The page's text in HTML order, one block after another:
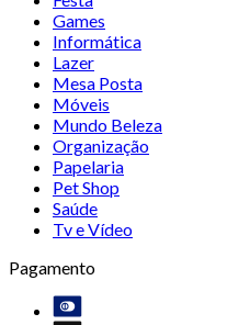
Games
Informática
Lazer
Mesa Posta
Móveis
Mundo Beleza
Organização
Papelaria
Pet Shop
Saúde
Tv e Vídeo
Pagamento